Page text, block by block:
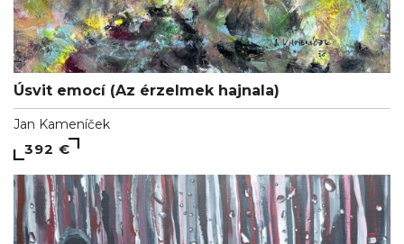
Úsvit emocí (Az érzelmek hajnala)
Jan Kameníček
392 €